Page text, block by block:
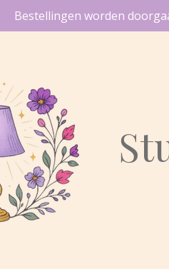
Bestellingen worden